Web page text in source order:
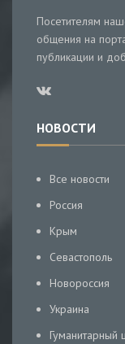
Посетителям
общения на
публикации и
НОВОСТИ
Все новости
Россия
Крым
Севастополь
Новороссия
Украина
Гуманитарный